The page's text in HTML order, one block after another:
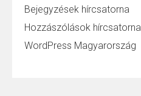
Bejegyzések hírcsatorna
Hozzászólások hírcsatorna
WordPress Magyarország